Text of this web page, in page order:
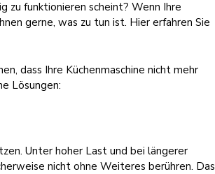
zu funktionieren scheint? Wenn Ihre
gerne, was zu tun ist. Hier erfahren Sie
dass Ihre Küchenmaschine nicht mehr
Lösungen:
Unter hoher Last und bei längerer
nicht ohne Weiteres berühren. Das